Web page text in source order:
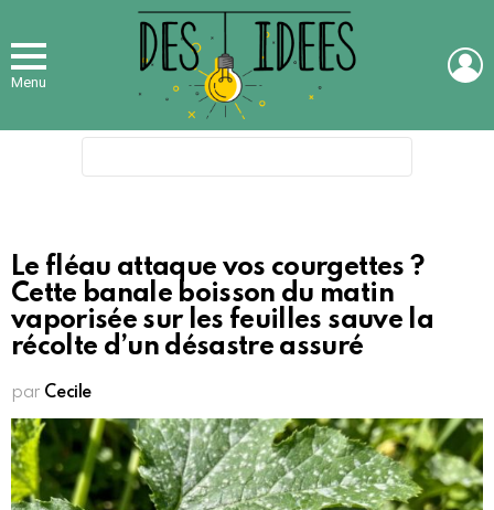
Menu
Le fléau attaque vos courgettes ?
Cette banale boisson du matin
vaporisée sur les feuilles sauve la
récolte d’un désastre assuré
par Cecile